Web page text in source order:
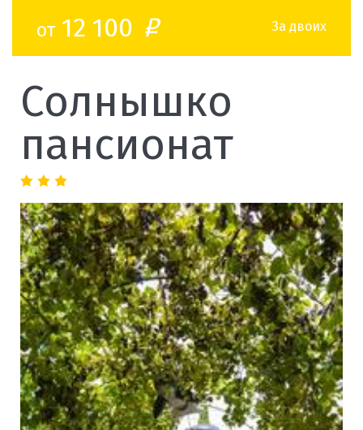
от12 100 o За двоих
Солнышко
пансионат